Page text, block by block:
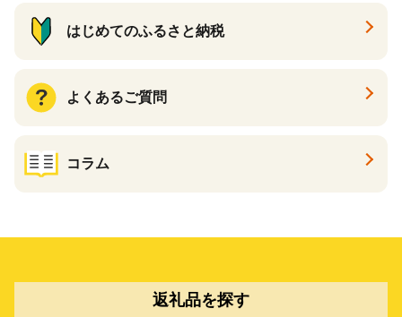
はじめてのふるさと納税
よくあるご質問
コラム
返礼品を探す